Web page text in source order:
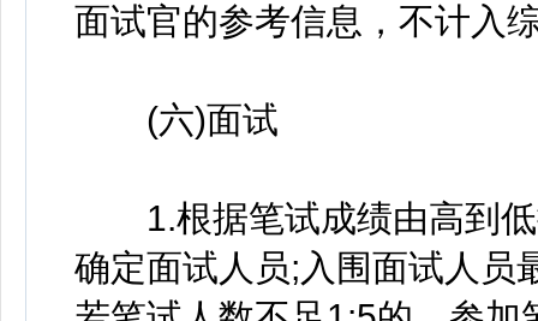
面试官的参考信息，不计入
(六)面试
1.根据笔试成绩由高到低
确定面试人员;入围面试人员